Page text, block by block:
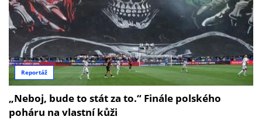
Reportáž
„Neboj, bude to stát za to.“ Finále polského
poháru na vlastní kůži